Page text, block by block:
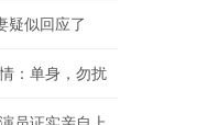
疑似回应了
：单身，勿扰